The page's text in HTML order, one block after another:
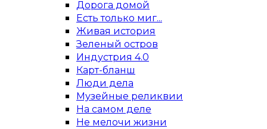
Дорога домой
Есть только миг...
Живая история
Зеленый остров
Индустрия 4.0
Карт-бланш
Люди дела
Музейные реликвии
На самом деле
Не мелочи жизни